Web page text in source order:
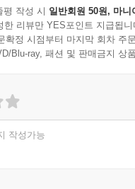
평 작성 시 일반회원 50원, 마니
한 리뷰만 YES포인트 지급됩니
확정 시점부터 마지막 회차 주
Blu-ray, 패션 및 판매금지 상
작성가능